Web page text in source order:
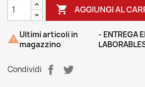
 AGGIUNGI AL
Ultimi articoli in
magazzino
- ENTREGA
Condividi